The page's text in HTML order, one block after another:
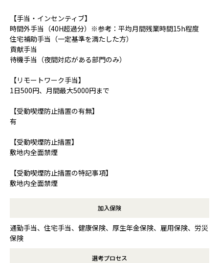
【手当・インセンティブ】
時間外手当（40H超過分）※参考：平均月間残業時間15h程度
住宅補助手当（一定基準を満たした方）
貢献手当
待機手当（夜間対応がある部門のみ）
【リモートワーク手当】
1日500円、月間最大5000円まで
【受動喫煙防止措置の有無】
有
【受動喫煙防止措置】
敷地内全面禁煙
【受動喫煙防止措置の特記事項】
敷地内全面禁煙
加入保険
通勤手当、住宅手当、健康保険、厚生年金保険、雇用保険、労災
保険
選考プロセス